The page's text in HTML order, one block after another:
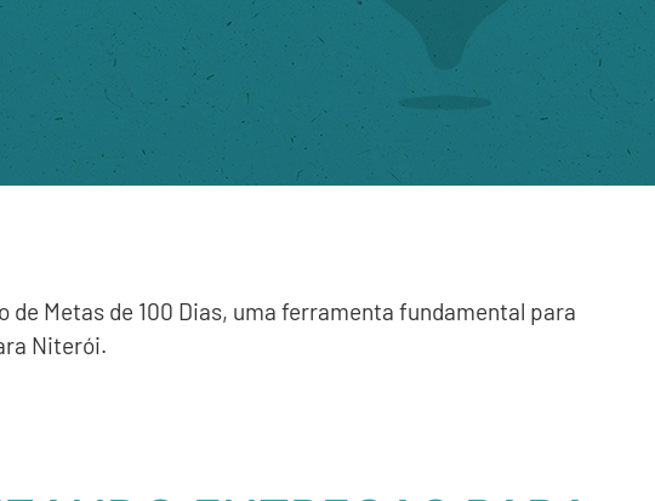
Metas de 100 Dias, uma ferramenta fundamental para
Niterói.